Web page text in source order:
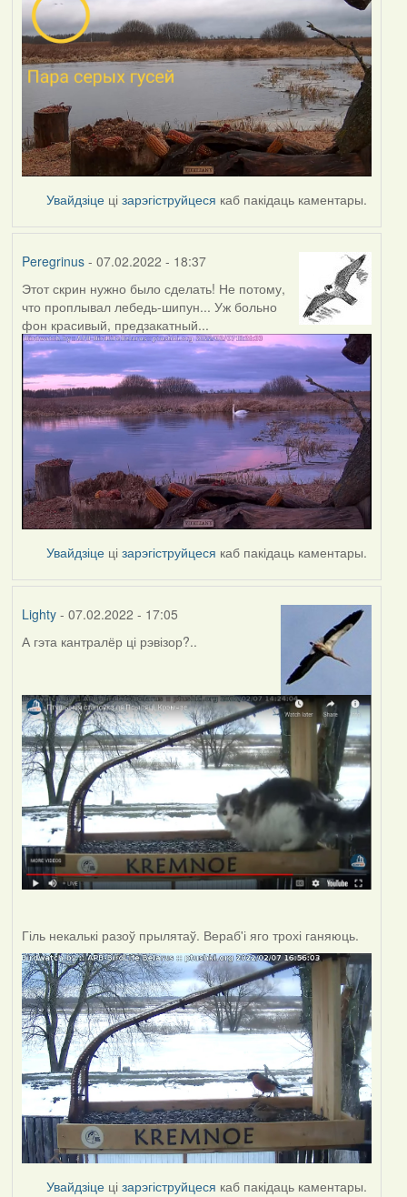
Увайдзіце цізарэгіструйцеся каб пакідаць каментары.
Peregrinus- 07.02.2022 - 18:37
Этот скрин нужно было сделать! Не потому,
что проплывал лебедь-шипун... Уж больно
фон красивый, предзакатный...
Увайдзіце цізарэгіструйцеся каб пакідаць каментары.
Lighty- 07.02.2022 - 17:05
А гэта кантралёр ці рэвізор?..
Гіль некалькі разоў прылятаў. Вераб'і яго трохі ганяюць.
Увайдзіце цізарэгіструйцеся каб пакідаць каментары.